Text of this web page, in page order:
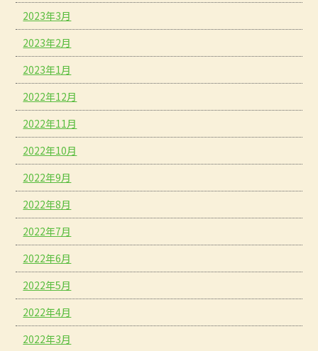
2023年3月
2023年2月
2023年1月
2022年12月
2022年11月
2022年10月
2022年9月
2022年8月
2022年7月
2022年6月
2022年5月
2022年4月
2022年3月